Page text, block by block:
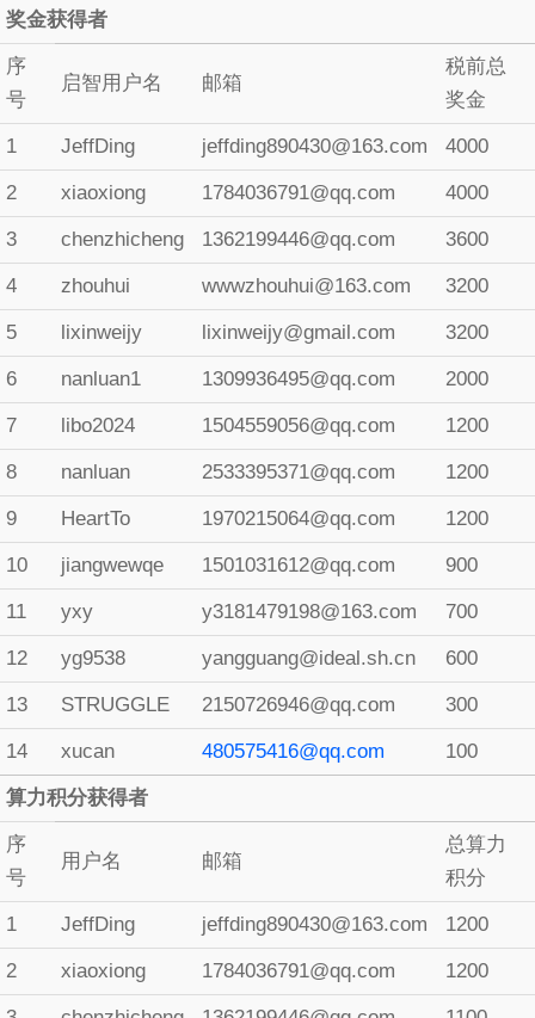
奖金获得者
序
号
启智用户名 邮箱
税前总
奖金
1 JeffDing jeffding890430@163.com 4000
2 xiaoxiong 1784036791@qq.com 4000
3 chenzhicheng 1362199446@qq.com 3600
4 zhouhui wwwzhouhui@163.com 3200
5 lixinweijy lixinweijy@gmail.com 3200
6 nanluan1 1309936495@qq.com 2000
7 libo2024 1504559056@qq.com 1200
8 nanluan 2533395371@qq.com 1200
9 HeartTo 1970215064@qq.com 1200
10 jiangwewqe 1501031612@qq.com 900
11 yxy y3181479198@163.com 700
12 yg9538 yangguang@ideal.sh.cn 600
13 STRUGGLE 2150726946@qq.com 300
14 xucan 480575416@qq.com 100
算力积分获得者
序
号
用户名 邮箱
总算力
积分
1 JeffDing jeffding890430@163.com 1200
2 xiaoxiong 1784036791@qq.com 1200